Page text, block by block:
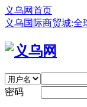
义乌网首页
义乌国际商贸城:
密码